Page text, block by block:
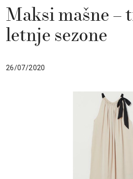
Maksi mašne –
letnje sezone
26/07/2020